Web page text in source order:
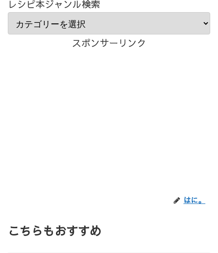
レシピ本ジャンル検索
スポンサーリンク
はに。
こちらもおすすめ